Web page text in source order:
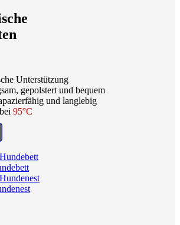
Unterstützung
gepolstert und bequem
und langlebig
95°C